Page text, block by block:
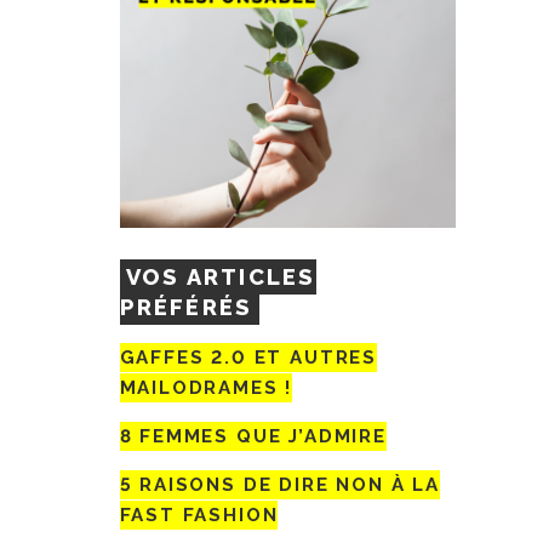
VOS ARTICLES
PRÉFÉRÉS
GAFFES 2.0 ET AUTRES
MAILODRAMES !
8 FEMMES QUE J’ADMIRE
5 RAISONS DE DIRE NON À LA
FAST FASHION